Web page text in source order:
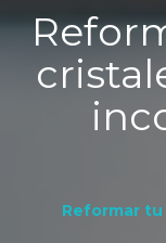
Reformar tu